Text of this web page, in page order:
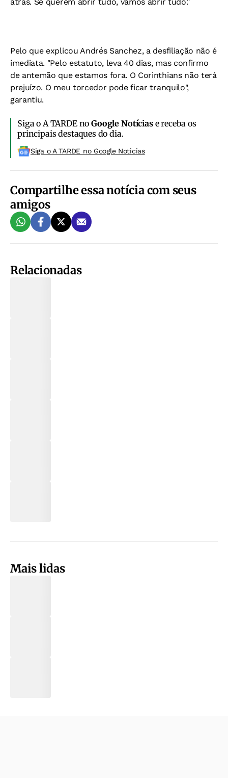
Pelo que explicou Andrés Sanchez, a desfiliação não é
imediata. "Pelo estatuto, leva 40 dias, mas confirmo
de antemão que estamos fora. O Corinthians não terá
prejuízo. O meu torcedor pode ficar tranquilo",
garantiu.
Siga o A TARDE noGoogle Notíciase receba os
principais destaques do dia.
Siga o A TARDE no Google Noticias
Compartilhe essa notícia com seus
amigos
Relacionadas
Mais lidas